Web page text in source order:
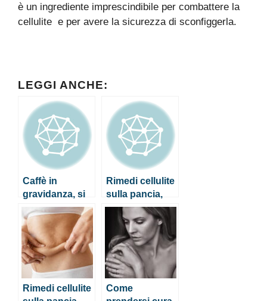
è un ingrediente imprescindibile per combattere la
cellulite e per avere la sicurezza di sconfiggerla.
LEGGI ANCHE:
Caffè in
gravidanza, si
può o non si
può?
Rimedi cellulite
sulla pancia,
quali sono i più
efficaci?
Rimedi cellulite
Come